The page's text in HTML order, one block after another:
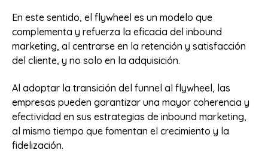
En este sentido, el flywheel es un modelo que
complementa y refuerza la eficacia del inbound
marketing, al centrarse en la retención y satisfacción
del cliente, y no solo en la adquisición.
Al adoptar la transición del funnel al flywheel, las
empresas pueden garantizar una mayor coherencia y
efectividad en sus estrategias de inbound marketing,
al mismo tiempo que fomentan el crecimiento y la
fidelización.